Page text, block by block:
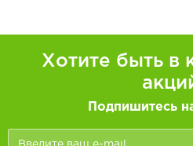
Хотите быть в
Подпишитесь